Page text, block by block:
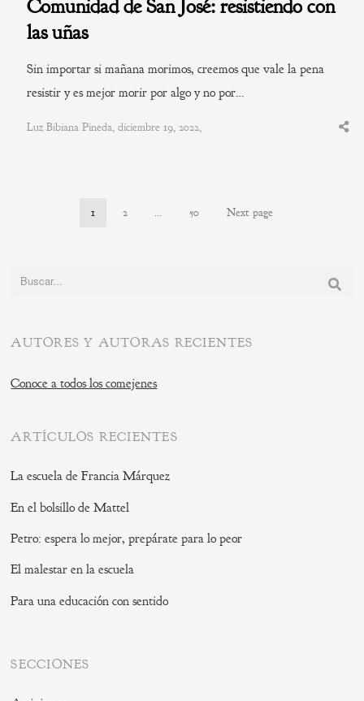
Comunidad de San José: resistiendo con
las uñas
Sin importar si mañana morimos, creemos que vale la pena
resistir y es mejor morir por algo y no por…
Luz Bibiana Pineda, diciembre 19, 2022,
Page
1 Page
2 … 50 Next page
Buscar:
AUTORES Y AUTORAS RECIENTES
Conoce a todos los comejenes
ARTÍCULOS RECIENTES
La escuela de Francia Márquez
En el bolsillo de Mattel
Petro: espera lo mejor, prepárate para lo peor
El malestar en la escuela
Para una educación con sentido
SECCIONES